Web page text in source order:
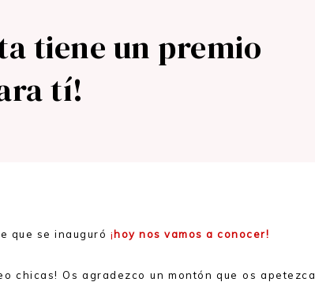
tiene un premio
tí!
que se inauguró ¡hoy nos vamos a conocer!
chicas! Os agradezco un montón que os apetezca